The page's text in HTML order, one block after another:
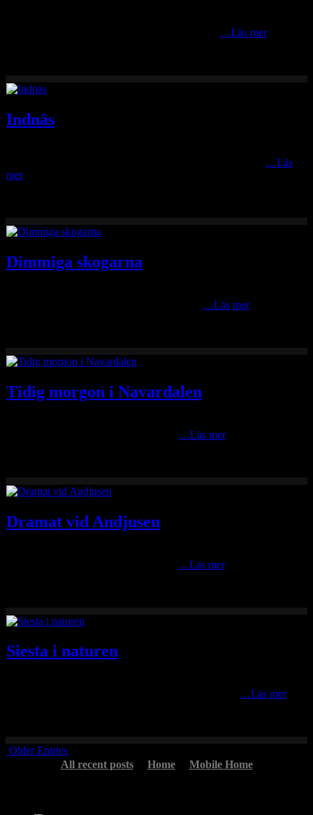
…Läs mer
Indnäs
…Läs
mer
Dimmiga skogarna
…Läs mer
Tidig morgon i Navardalen
…Läs mer
Dramat vid Andjusen
…Läs mer
Siesta i naturen
…Läs mer
Older Entries
All recent posts
Home Mobile Home